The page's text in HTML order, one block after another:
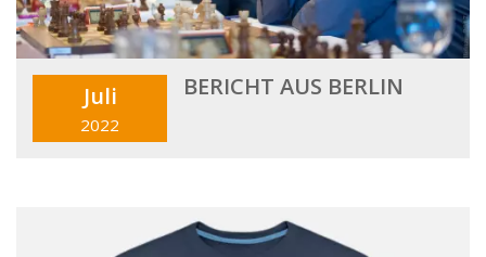
Juli
2022
BERICHT AUS BERLIN